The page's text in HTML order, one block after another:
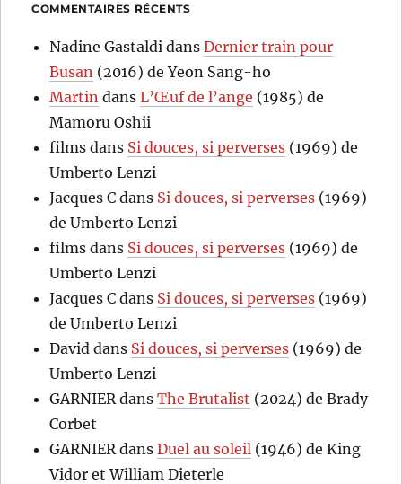
COMMENTAIRES RÉCENTS
Nadine Gastaldi dansDernier train pour
Busan (2016) de Yeon Sang-ho
Martin dansL’Œuf de l’ange (1985) de
Mamoru Oshii
films dans Si douces, si perverses (1969) de
Umberto Lenzi
Jacques C dans Si douces, si perverses (1969)
de Umberto Lenzi
films dans Si douces, si perverses (1969) de
Umberto Lenzi
Jacques C dans Si douces, si perverses (1969)
de Umberto Lenzi
David dans Si douces, si perverses (1969) de
Umberto Lenzi
GARNIER dansThe Brutalist (2024) de Brady
Corbet
GARNIER dansDuel au soleil (1946) de King
Vidor et William Dieterle